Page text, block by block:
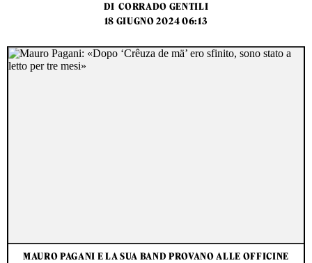
DI CORRADO GENTILI
18 GIUGNO 2024 06:13
MAURO PAGANI E LA SUA BAND PROVANO ALLE OFFICINE